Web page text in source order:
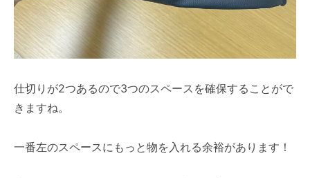
仕切りが2つあるので3つのスペースを確保することがで
きますね。
一番左のスペースにもっと物を入れる余裕があります！